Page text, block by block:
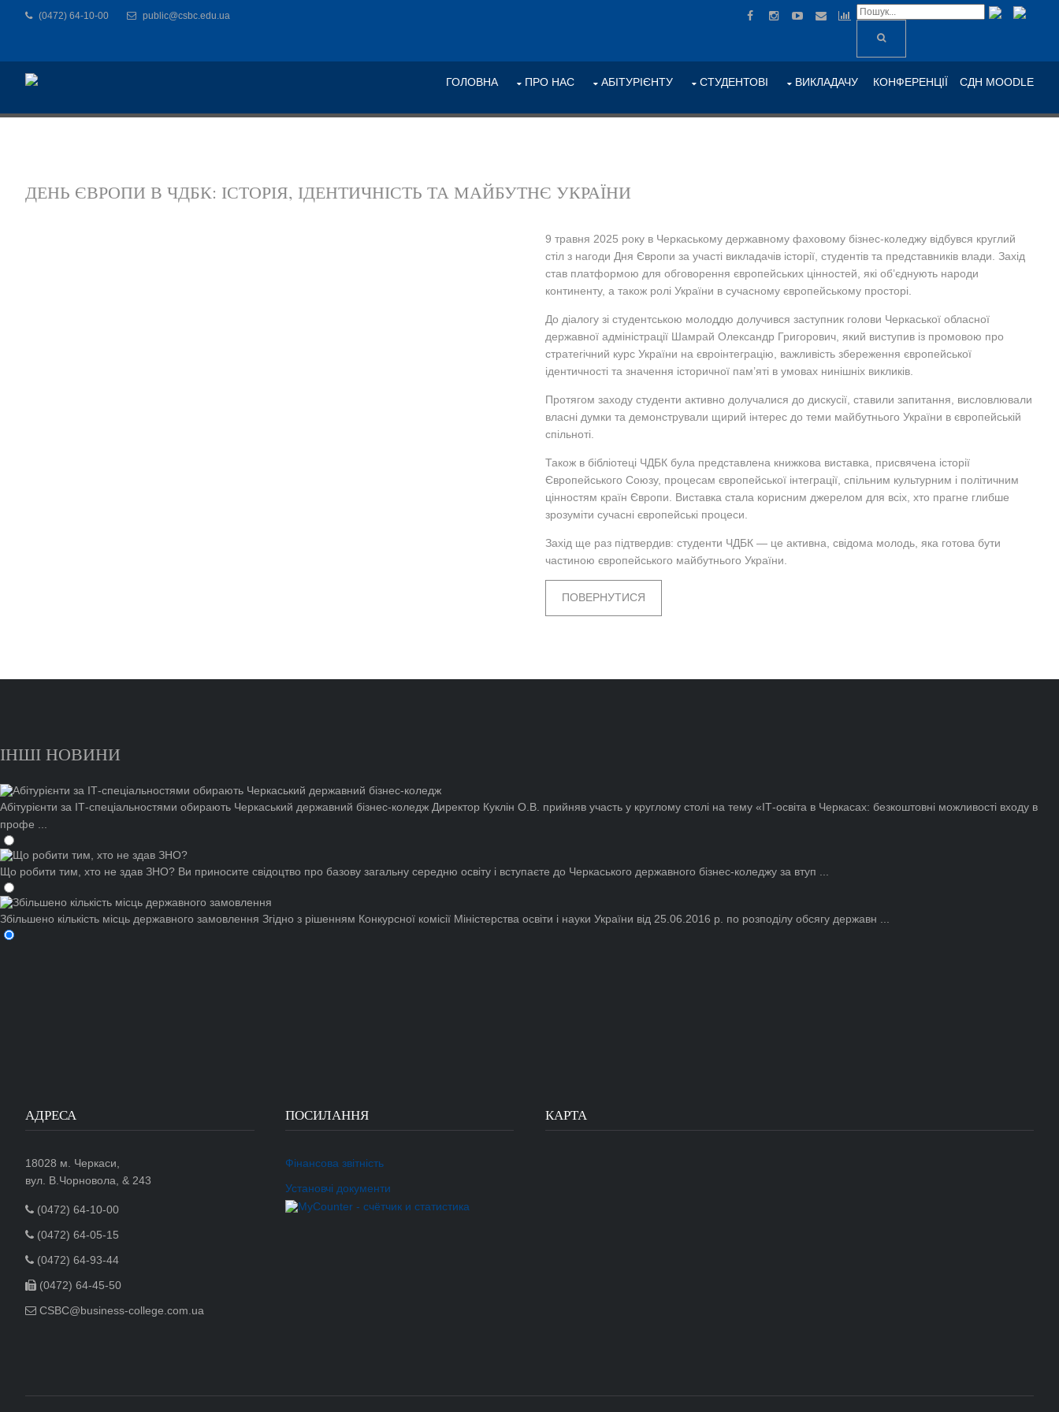
(0472) 64-10-00 public@csbc.edu.ua
ГОЛОВНА ПРО НАС АБІТУРІЄНТУ СТУДЕНТОВІ ВИКЛАДАЧУ КОНФЕРЕНЦІЇ СДН MOODLE
ДЕНЬ ЄВРОПИ В ЧДБК: ІСТОРІЯ, ІДЕНТИЧНІСТЬ ТА МАЙБУТНЄ УКРАЇНИ
9 травня 2025 року в Черкаському державному фаховому бізнес-коледжу відбувся круглий
стіл з нагоди Дня Європи за участі викладачів історії, студентів та представників влади. Захід
став платформою для обговорення європейських цінностей, які об’єднують народи
континенту, а також ролі України в сучасному європейському просторі.
До діалогу зі студентською молоддю долучився заступник голови Черкаської обласної
державної адміністрації Шамрай Олександр Григорович, який виступив із промовою про
стратегічний курс України на євроінтеграцію, важливість збереження європейської
ідентичності та значення історичної пам’яті в умовах нинішніх викликів.
Протягом заходу студенти активно долучалися до дискусії, ставили запитання, висловлювали
власні думки та демонстрували щирий інтерес до теми майбутнього України в європейській
спільноті.
Також в бібліотеці ЧДБК була представлена книжкова виставка, присвячена історії
Європейського Союзу, процесам європейської інтеграції, спільним культурним і політичним
цінностям країн Європи. Виставка стала корисним джерелом для всіх, хто прагне глибше
зрозуміти сучасні європейські процеси.
Захід ще раз підтвердив: студенти ЧДБК — це активна, свідома молодь, яка готова бути
частиною європейського майбутнього України.
ПОВЕРНУТИСЯ
ІНШІ НОВИНИ
Абітурієнти за ІТ-спеціальностями обирають Черкаський державний бізнес-коледж Директор Куклін О.В. прийняв участь у круглому столі на тему «ІТ-освіта в Черкасах: безкоштовні можливості входу в
профе ...
Що робити тим, хто не здав ЗНО? Ви приносите свідоцтво про базову загальну середню освіту і вступаєте до Черкаського державного бізнес-коледжу за втуп ...
Збільшено кількість місць державного замовлення Згідно з рішенням Конкурсної комісії Міністерства освіти і науки України від 25.06.2016 р. по розподілу обсягу державн ...
АДРЕСА
18028 м. Черкаси,
вул. В.Чорновола, & 243
(0472) 64-10-00
(0472) 64-05-15
(0472) 64-93-44
(0472) 64-45-50
CSBC@business-college.com.ua
ПОСИЛАННЯ
Фінансова звітність
Установчі документи
КАРТА